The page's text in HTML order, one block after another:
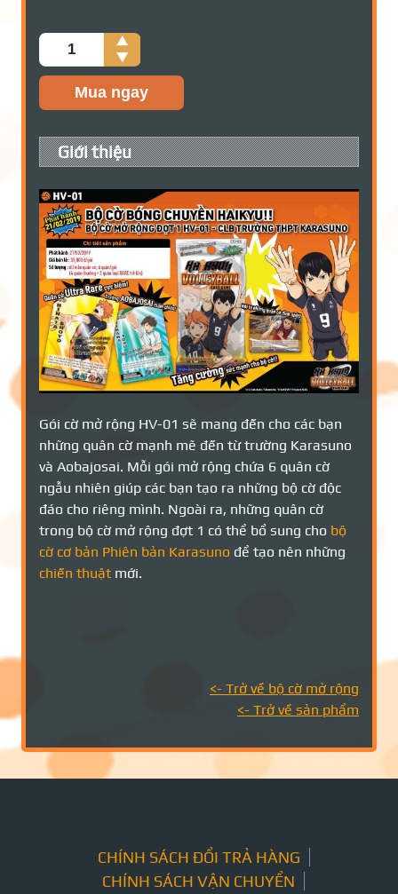
Số
lượng
Mua ngay
Giới thiệu
Gói cờ mở rộng HV-01 sẽ mang đến cho các bạn
những quân cờ mạnh mẽ đến từ trường Karasuno
và Aobajosai. Mỗi gói mở rộng chứa 6 quân cờ
ngẫu nhiên giúp các bạn tạo ra những bộ cờ độc
đáo cho riêng mình. Ngoài ra, những quân cờ
trong bộ cờ mở rộng đợt 1 có thể bổ sung cho bộ
cờ cơ bản Phiên bản Karasuno để tạo nên những
chiến thuật mới.
<- Trở về bộ cờ mở rộng
<- Trở về sản phẩm
CHÍNH SÁCH ĐỔI TRẢ HÀNG
CHÍNH SÁCH VẬN CHUYỂN